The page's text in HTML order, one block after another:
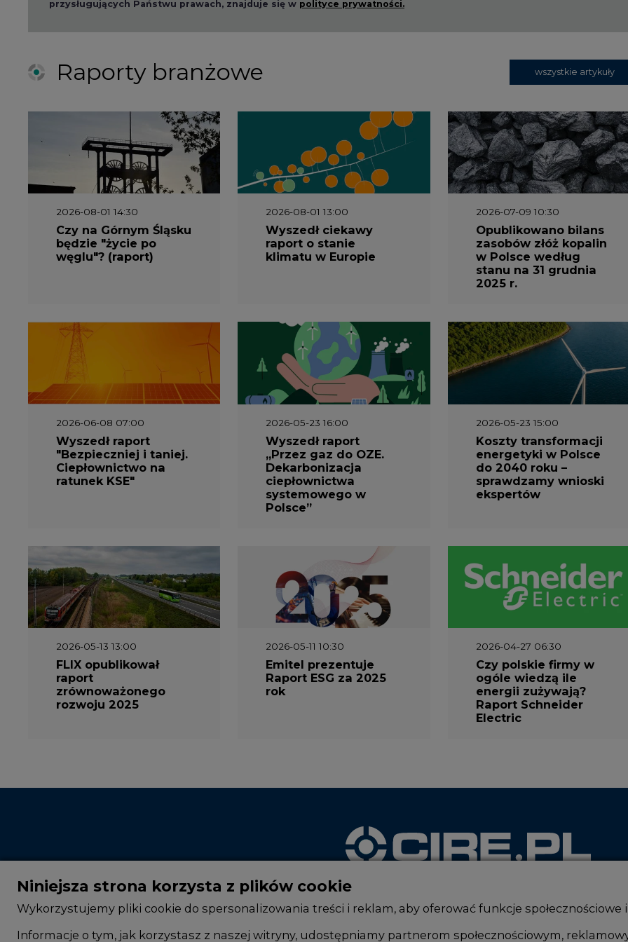
przysługujących Państwu prawach, znajduje się w polityce prywatności.
Raporty branżowe wszystkie artykuły
2026-08-01 14:30
Czy na Górnym Śląsku
będzie "życie po
węglu"? (raport)
2026-08-01 13:00
Wyszedł ciekawy
raport o stanie
klimatu w Europie
2026-07-09 10:30
Opublikowano bilans
zasobów złóż kopalin
w Polsce według
stanu na 31 grudnia
2025 r.
2026-06-08 07:00
Wyszedł raport
"Bezpieczniej i taniej.
Ciepłownictwo na
ratunek KSE"
2026-05-23 16:00
Wyszedł raport
„Przez gaz do OZE.
Dekarbonizacja
ciepłownictwa
systemowego w
Polsce”
2026-05-23 15:00
Koszty transformacji
energetyki w Polsce
do 2040 roku –
sprawdzamy wnioski
ekspertów
2026-05-13 13:00
FLIX opublikował
raport
zrównoważonego
rozwoju 2025
2026-05-11 10:30
Emitel prezentuje
Raport ESG za 2025
rok
2026-04-27 06:30
Czy polskie firmy w
ogóle wiedzą ile
energii zużywają?
Raport Schneider
Electric
Niniejsza strona korzysta z plików cookie
Wykorzystujemy pliki cookie do spersonalizowania treści i reklam, aby oferować funkcje
Informacje o tym, jak korzystasz z naszej witryny, udostępniamy partnerom społecznościowym,